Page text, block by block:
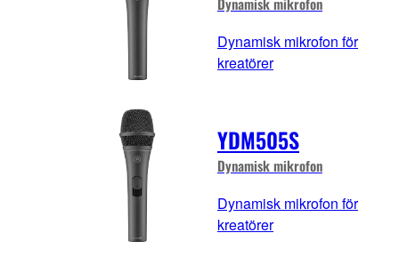
Dynamisk mikrofon för
kreatörer
YDM505S
Dynamisk mikrofon
Dynamisk mikrofon för
kreatörer